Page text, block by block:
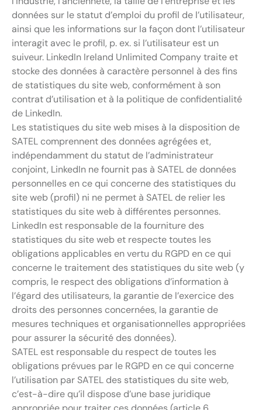
données sur le statut d’emploi du profil de l’utilisateur,
ainsi que les informations sur la façon dont l’utilisateur
interagit avec le profil, p. ex. si l’utilisateur est un
suiveur. LinkedIn Ireland Unlimited Company traite et
stocke des données à caractère personnel à des fins
de statistiques du site web, conformément à son
contrat d’utilisation et à la politique de confidentialité
de LinkedIn.
Les statistiques du site web mises à la disposition de
SATEL comprennent des données agrégées et,
indépendamment du statut de l’administrateur
conjoint, LinkedIn ne fournit pas à SATEL de données
personnelles en ce qui concerne des statistiques du
site web (profil) ni ne permet à SATEL de relier les
statistiques du site web à différentes personnes.
LinkedIn est responsable de la fourniture des
statistiques du site web et respecte toutes les
obligations applicables en vertu du RGPD en ce qui
concerne le traitement des statistiques du site web (y
compris, le respect des obligations d’information à
l’égard des utilisateurs, la garantie de l’exercice des
droits des personnes concernées, la garantie de
mesures techniques et organisationnelles appropriées
pour assurer la sécurité des données).
SATEL est responsable du respect de toutes les
obligations prévues par le RGPD en ce qui concerne
l’utilisation par SATEL des statistiques du site web,
c’est-à-dire qu’il dispose d’une base juridique